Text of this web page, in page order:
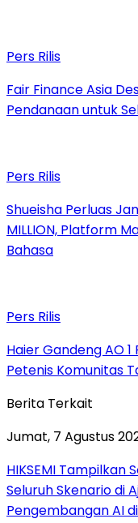
Pers Rilis
Fair Finance Asia
Pendanaan untuk
Pers Rilis
Shueisha Perluas
MILLION, Platform
Bahasa
Pers Rilis
Haier Gandeng AO
Petenis Komunitas
Berita Terkait
Jumat, 7 Agustus
HIKSEMI Tampilkan
Seluruh Skenario di
Pengembangan AI